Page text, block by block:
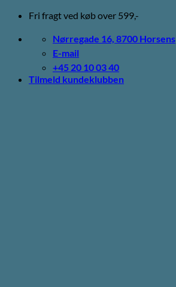
Fortsæt
indhold
Fri fragt ved køb over 599,-
Nørregade 16, 8700 Horsens
E-mail
+45 20 10 03 40
Tilmeld kundeklubben